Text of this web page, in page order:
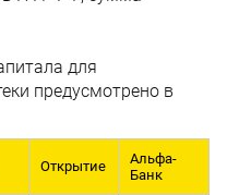
для
предусмотрено в
Открытие
Альфа-
Банк